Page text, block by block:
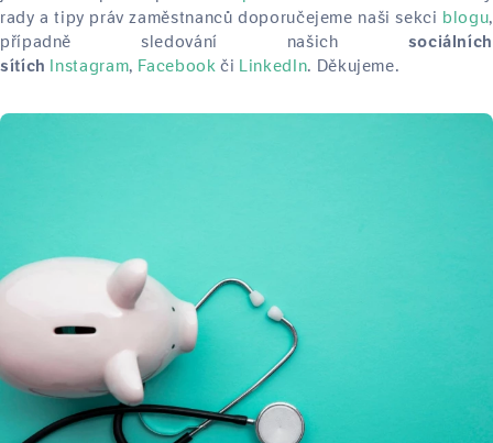
rady a tipy práv zaměstnanců doporučejeme naši sekci blogu,
případně sledování našich sociálních
sítích Instagram, Facebook či LinkedIn. Děkujeme.